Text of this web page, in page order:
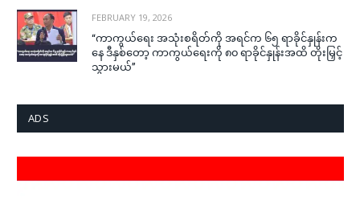
FEBRUARY 19, 2026
“ကာကွယ်ရေး အသုံးစရိတ်ကို အရင်က ၆၅ ရာခိုင်နှုန်းက
နေ ဒီနှစ်တော့ ကာကွယ်ရေးကို ၈၀ ရာခိုင်နှုန်းအထိ တိုးမြှင့်
သွားမယ်”
ADS